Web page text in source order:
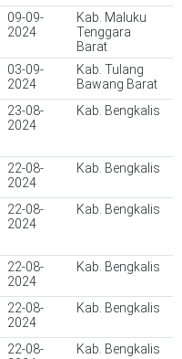
09-09-
2024
Kab. Maluku
Tenggara
Barat
03-09-
2024
Kab. Tulang
Bawang Barat
23-08-
2024
Kab. Bengkalis
22-08-
2024
Kab. Bengkalis
22-08-
2024
Kab. Bengkalis
22-08-
2024
Kab. Bengkalis
22-08-
2024
Kab. Bengkalis
22-08-
Kab. Bengkalis